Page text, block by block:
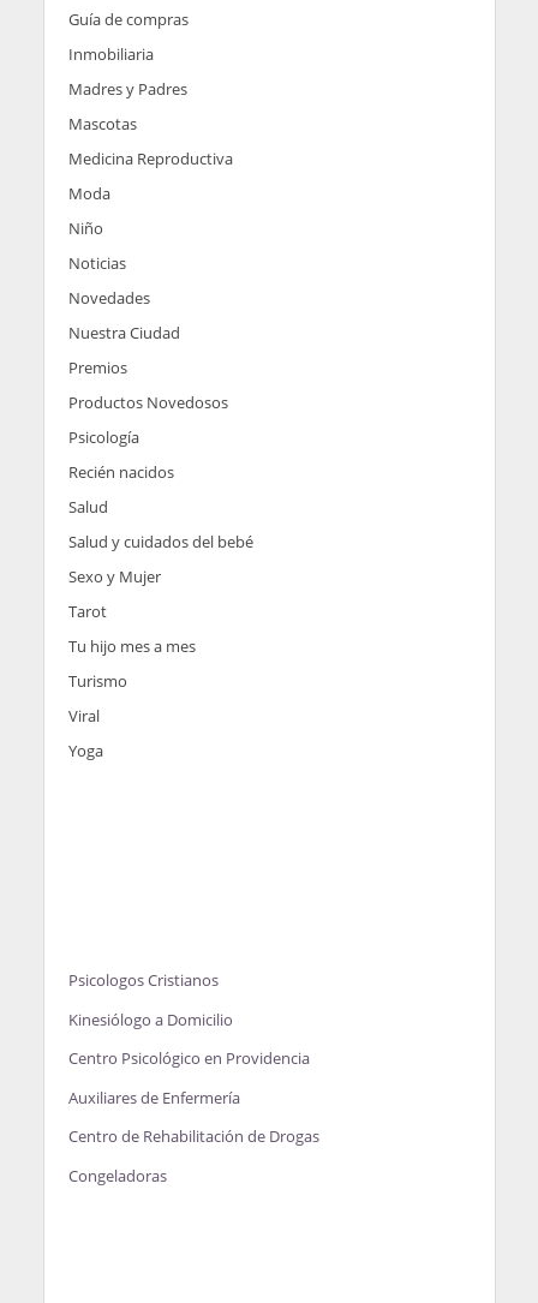
Guía de compras
Inmobiliaria
Madres y Padres
Mascotas
Medicina Reproductiva
Moda
Niño
Noticias
Novedades
Nuestra Ciudad
Premios
Productos Novedosos
Psicología
Recién nacidos
Salud
Salud y cuidados del bebé
Sexo y Mujer
Tarot
Tu hijo mes a mes
Turismo
Viral
Yoga
Psicologos Cristianos
Kinesiólogo a Domicilio
Centro Psicológico en Providencia
Auxiliares de Enfermería
Centro de Rehabilitación de Drogas
Congeladoras